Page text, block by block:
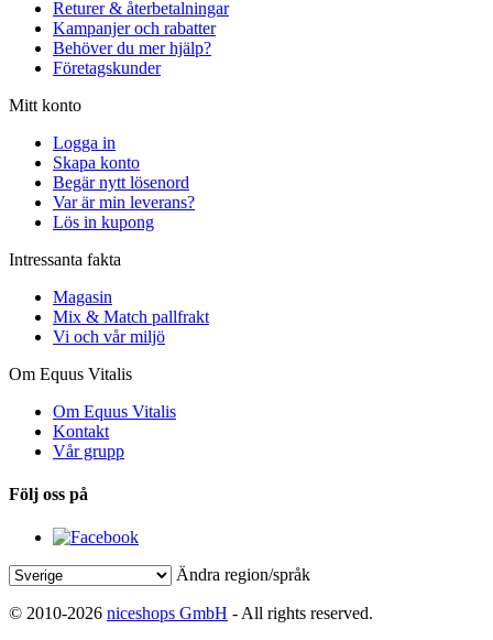
Returer & återbetalningar
Kampanjer och rabatter
Behöver du mer hjälp?
Företagskunder
Mitt konto
Logga in
Skapa konto
Begär nytt lösenord
Var är min leverans?
Lös in kupong
Intressanta fakta
Magasin
Mix & Match pallfrakt
Vi och vår miljö
Om Equus Vitalis
Om Equus Vitalis
Kontakt
Vår grupp
Följ oss på
Ändra region/språk
© 2010-2026 niceshops GmbH - All rights reserved.